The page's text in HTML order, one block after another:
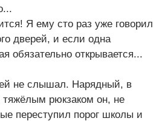
Я ему сто раз уже говорил
дверей, и если одна
обязательно открывается...
не слышал. Нарядный, в
рюкзаком он, не
переступил порог школы и